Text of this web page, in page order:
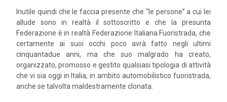
Inutile quindi che le faccia presente che “le persone” a cui lei
allude sono in realtà il sottoscritto e che la presunta
Federazione è in realtà Federazione Italiana Fuoristrada, che
certamente ai suoi occhi poco avrà fatto negli ultimi
cinquantadue anni, ma che suo malgrado ha creato,
organizzato, promosso e gestito qualsiasi tipologia di attività
che vi sia oggi in Italia, in ambito automobilistico fuoristrada,
anche se talvolta maldestramente clonata.